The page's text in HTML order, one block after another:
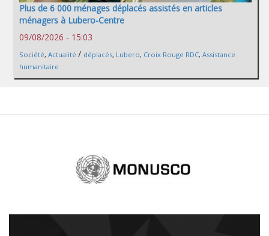
Plus de 6 000 ménages déplacés assistés en articles
ménagers à Lubero-Centre
09/08/2026 - 15:03
Société, Actualité / déplacés, Lubero, Croix Rouge RDC, Assistance
humanitaire